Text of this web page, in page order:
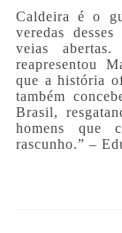
Caldeira é o
veredas
veias
reapresentou
que a história
também
Brasil,
homens que
rascunho.” –